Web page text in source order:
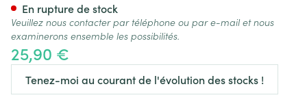
25,90 €
Tenez-moi au courant de l'évolution des stocks !
En rupture de stock
Veuillez nous contacter par téléphone ou par e-mail et nous
examinerons ensemble les possibilités.